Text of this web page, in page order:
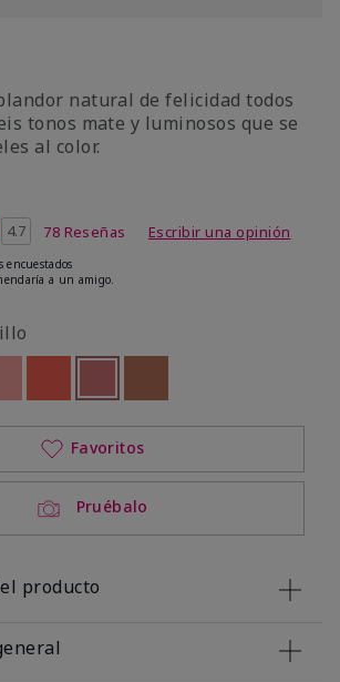
natural de felicidad todos
tonos mate y luminosos que se
al color.
de 4,3 de 5
4.7 78 Reseñas Escribir una opinión
encuestados
a un amigo.
Out of stockOut of stockseleccionado
Out of stock
Pruébalo
Favoritos
producto